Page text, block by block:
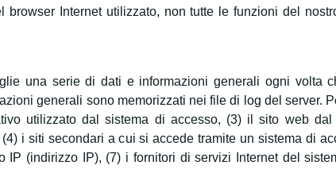
browser Internet utilizzato, non tutte le funzioni del
una serie di dati e informazioni generali ogni volta
generali sono memorizzati nei file di log del server.
utilizzato dal sistema di accesso, (3) il sito web
i siti secondari a cui si accede tramite un sistema di
(indirizzo IP), (7) i fornitori di servizi Internet del